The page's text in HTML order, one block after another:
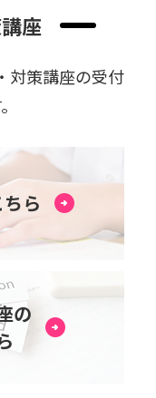
座
対策講座の受付
ら
の